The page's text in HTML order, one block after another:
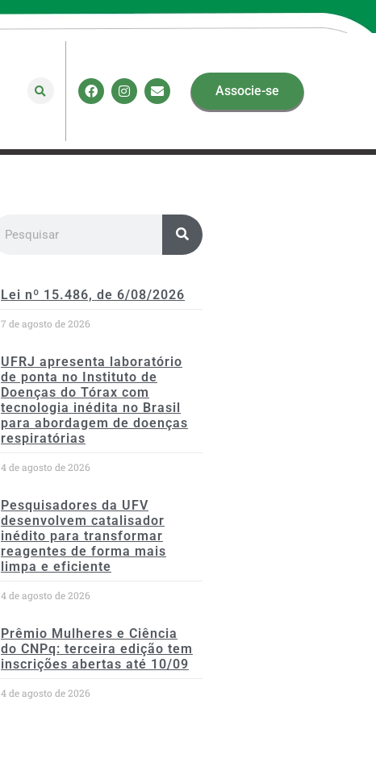
Associe-se
Lei nº 15.486, de 6/08/2026
7 de agosto de 2026
UFRJ apresenta laboratório
de ponta no Instituto de
Doenças do Tórax com
tecnologia inédita no Brasil
para abordagem de doenças
respiratórias
4 de agosto de 2026
Pesquisadores da UFV
desenvolvem catalisador
inédito para transformar
reagentes de forma mais
limpa e eficiente
4 de agosto de 2026
Prêmio Mulheres e Ciência
do CNPq: terceira edição tem
inscrições abertas até 10/09
4 de agosto de 2026